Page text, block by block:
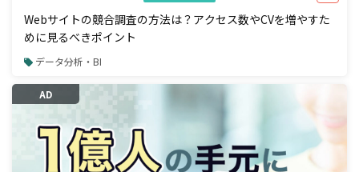
Webサイトの競合調査の方法は？アクセス数やCVを増やすた
めに見るべきポイント
データ分析・BI
AD